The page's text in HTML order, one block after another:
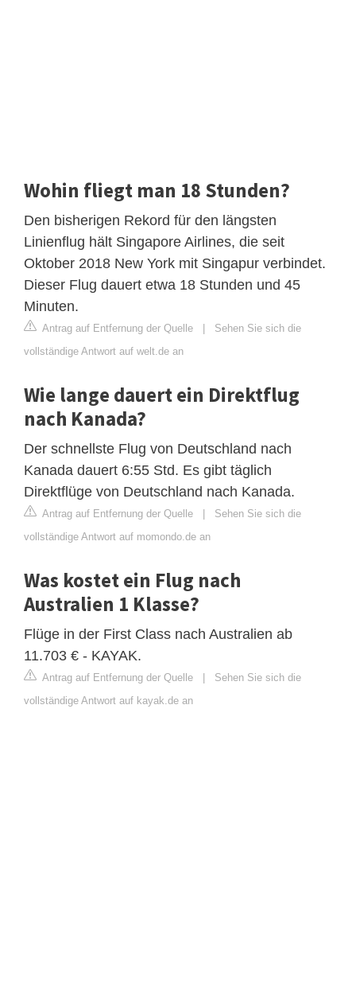
Wohin fliegt man 18 Stunden?
Den bisherigen Rekord für den längsten
Linienflug hält Singapore Airlines, die seit
Oktober 2018 New York mit Singapur verbindet.
Dieser Flug dauert etwa 18 Stunden und 45
Minuten.
Antrag auf Entfernung der Quelle | Sehen Sie sich die
vollständige Antwort auf welt.de an
Wie lange dauert ein Direktflug
nach Kanada?
Der schnellste Flug von Deutschland nach
Kanada dauert 6:55 Std. Es gibt täglich
Direktflüge von Deutschland nach Kanada.
Antrag auf Entfernung der Quelle | Sehen Sie sich die
vollständige Antwort auf momondo.de an
Was kostet ein Flug nach
Australien 1 Klasse?
Flüge in der First Class nach Australien ab
11.703 € - KAYAK.
Antrag auf Entfernung der Quelle | Sehen Sie sich die
vollständige Antwort auf kayak.de an